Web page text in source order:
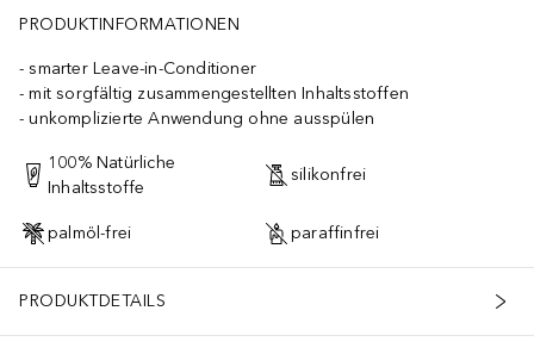
PRODUKTINFORMATIONEN
smarter Leave-in-Conditioner
mit sorgfältig zusammengestellten Inhaltsstoffen
unkomplizierte Anwendung ohne ausspülen
100% Natürliche
Inhaltsstoffe
silikonfrei
palmöl-frei paraffinfrei
PRODUKTDETAILS